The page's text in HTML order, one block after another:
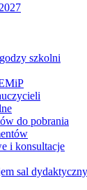
szkolni
do pobrania
i konsultacje
sal